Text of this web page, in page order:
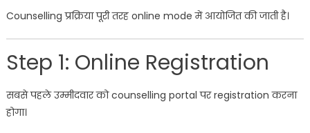
Counselling प्रक्रिया पूरी तरह online mode में आयोजित की जाती है।
Step 1: Online Registration
सबसे पहले उम्मीदवार को counselling portal पर registration करना
होगा।